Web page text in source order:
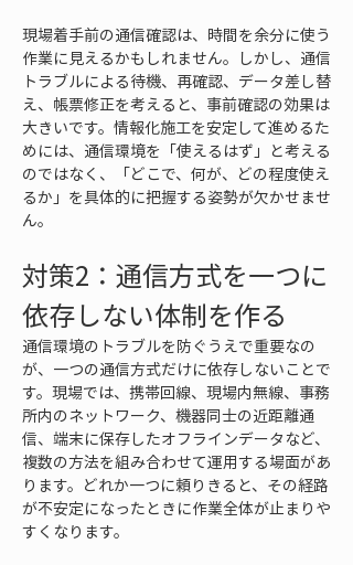
現場着手前の通信確認は、時間を余分に使う
作業に見えるかもしれません。しかし、通信
トラブルによる待機、再確認、データ差し替
え、帳票修正を考えると、事前確認の効果は
大きいです。情報化施工を安定して進めるた
めには、通信環境を「使えるはず」と考える
のではなく、「どこで、何が、どの程度使え
るか」を具体的に把握する姿勢が欠かせませ
ん。
対策2：通信方式を一つに
依存しない体制を作る
通信環境のトラブルを防ぐうえで重要なの
が、一つの通信方式だけに依存しないことで
す。現場では、携帯回線、現場内無線、事務
所内のネットワーク、機器同士の近距離通
信、端末に保存したオフラインデータなど、
複数の方法を組み合わせて運用する場面があ
ります。どれか一つに頼りきると、その経路
が不安定になったときに作業全体が止まりや
すくなります。